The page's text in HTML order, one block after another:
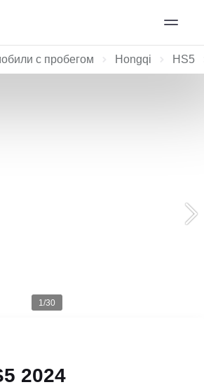
с пробегом Hongqi HS5
1/30
2024